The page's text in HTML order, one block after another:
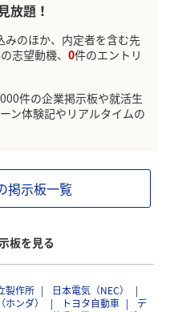
放題！
みのほか、内定者を含む先
志望動機、 0件のエントリ
件の企業掲示板や就活生
ン体験記やリアルタイムの
掲示板一覧
板を見る
製作所
日本電気（NEC）
ンダ） トヨタ自動車
デ